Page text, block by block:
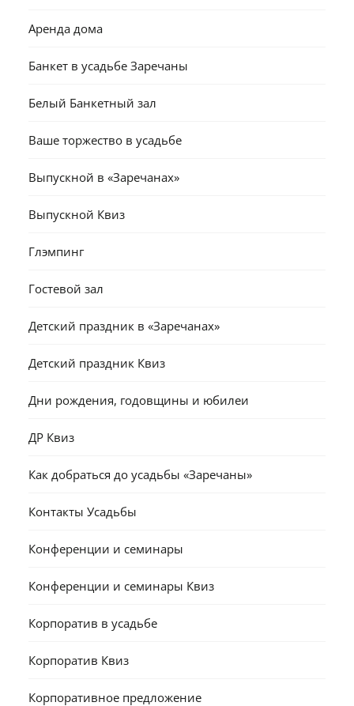
Аренда дома
Банкет в усадьбе Заречаны
Белый Банкетный зал
Ваше торжество в усадьбе
Выпускной в «Заречанах»
Выпускной Квиз
Глэмпинг
Гостевой зал
Детский праздник в «Заречанах»
Детский праздник Квиз
Дни рождения, годовщины и юбилеи
ДР Квиз
Как добраться до усадьбы «Заречаны»
Контакты Усадьбы
Конференции и семинары
Конференции и семинары Квиз
Корпоратив в усадьбе
Корпоратив Квиз
Корпоративное предложение